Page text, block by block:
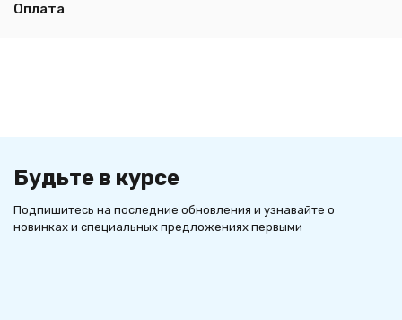
Оплата
Будьте в курсе
Подпишитесь на последние обновления и узнавайте о
новинках и специальных предложениях первыми